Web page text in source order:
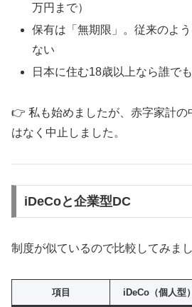
万円まで）
保有は「無期限」。従来のよ
ない
日本に住む18歳以上なら誰で
👉 私も始めましたが、赤字家計の
はなく中止しました。
iDeCoと企業型DC
制度が似ているので比較してみまし
項目 iDeCo（個人型）